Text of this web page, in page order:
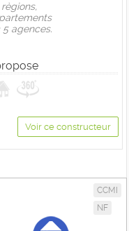
règions,
5 agences.
Voir ce constructeur
CCMI
NF